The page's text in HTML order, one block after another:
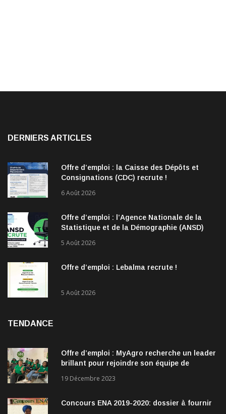
DERNIERS ARTICLES
Offre d’emploi : la Caisse des Dépôts et
Consignations (CDC) recrute !
6 Août 2026
Offre d’emploi : l’Agence Nationale de la
Statistique et de la Démographie (ANSD)
5 Août 2026
Offre d’emploi : Lebalma recrute !
5 Août 2026
TENDANCE
Offre d’emploi : MyAgro recherche un leader
brillant pour rejoindre son équipe de
19 Décembre 2023
Concours ENA 2019-2020: dossier à fournir